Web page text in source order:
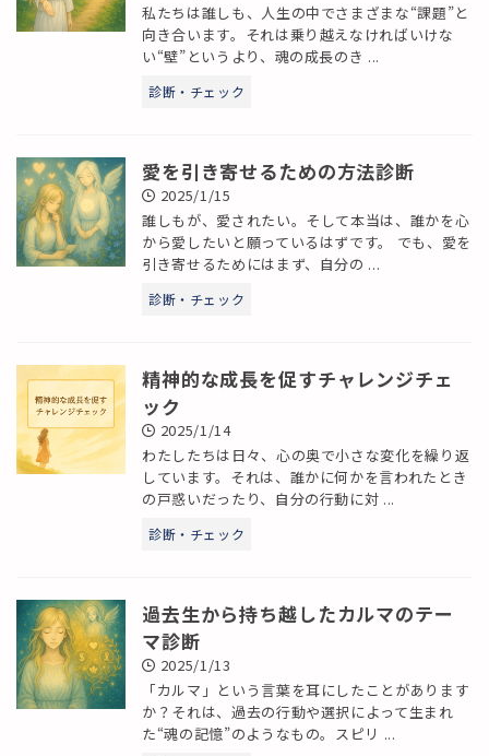
私たちは誰しも、人生の中でさまざまな“課題”と
向き合います。それは乗り越えなければいけな
い“壁”というより、魂の成長のき ...
診断・チェック
愛を引き寄せるための方法診断
2025/1/15
誰しもが、愛されたい。そして本当は、誰かを心
から愛したいと願っているはずです。 でも、愛を
引き寄せるためにはまず、自分の ...
診断・チェック
精神的な成長を促すチャレンジチェ
ック
2025/1/14
わたしたちは日々、心の奥で小さな変化を繰り返
しています。それは、誰かに何かを言われたとき
の戸惑いだったり、自分の行動に対 ...
診断・チェック
過去生から持ち越したカルマのテー
マ診断
2025/1/13
「カルマ」という言葉を耳にしたことがあります
か？それは、過去の行動や選択によって生まれ
た“魂の記憶”のようなもの。スピリ ...